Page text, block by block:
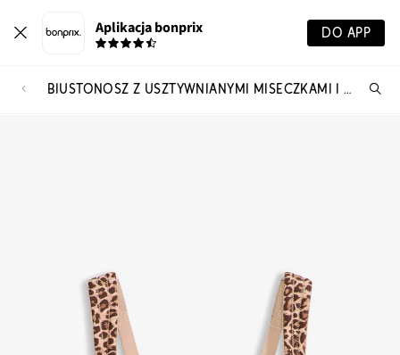
Aplikacja bonprix DO APP
BIUSTONOSZ Z USZTYWNIANYMI MISECZKAMI I WYŚCIEŁANYMI RAMIĄCZKAMI